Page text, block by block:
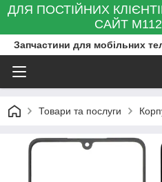
ДЛЯ ПОСТІЙНИХ
САЙТ
Запчастини для мобільних
Товари та послуги